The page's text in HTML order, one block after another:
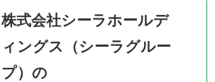
株式会社シーラホールデ
ィングス（シーラグルー
プ）の